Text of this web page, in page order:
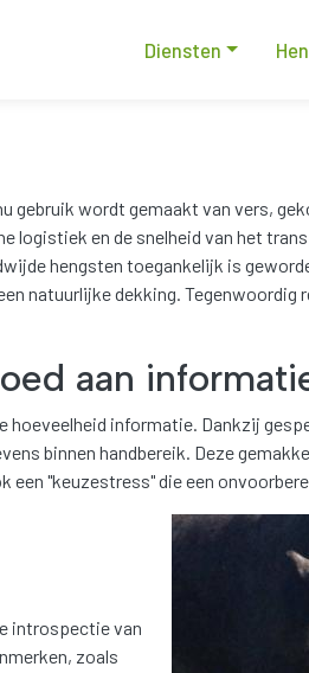
Main
Diensten
gebruik wordt gemaakt van vers,
logistiek en de snelheid van het
hengsten toegankelijk is
natuurlijke dekking.
aan
hoeveelheid informatie. Dankzij
binnen handbereik. Deze
"keuzestress" die een
Afbeelding
introspectie van
zoals